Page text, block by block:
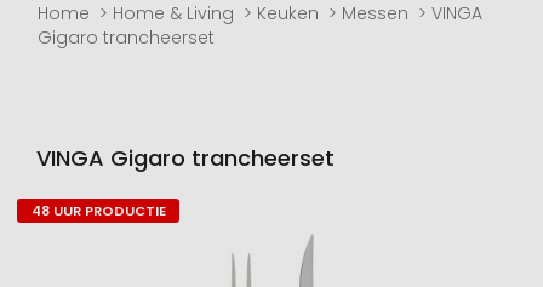
Home Home & Living Keuken Messen
VINGA
Gigaro trancheerset
VINGA Gigaro trancheerset
Naar
48 UUR PRODUCTIE